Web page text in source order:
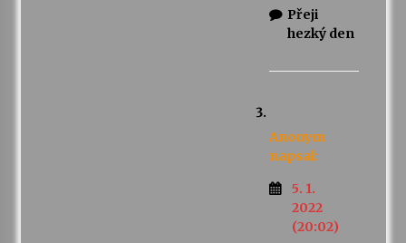
Přeji
hezký den
Anonym
napsal:
5. 1.
2022
(20:02)